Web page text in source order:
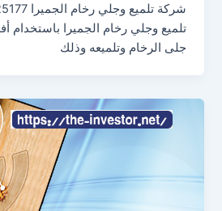
تلميع وجلي رخام الجميرا باستخدام
جلى الرخام وتلميعه وذلك